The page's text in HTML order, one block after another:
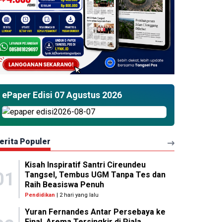
ePaper Edisi 07 Agustus 2026
Populer
Kisah Inspiratif Santri Cireundeu
Tangsel, Tembus UGM Tanpa Tes dan
Raih Beasiswa Penuh
Pendidikan | 2 hari yang lalu
Yuran Fernandes Antar Persebaya ke